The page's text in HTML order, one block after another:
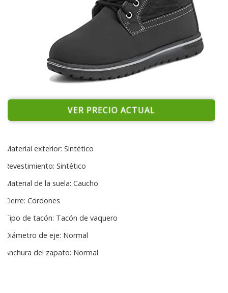
VER PRECIO ACTUAL
Material exterior: Sintético
Revestimiento: Sintético
Material de la suela: Caucho
Cierre: Cordones
Tipo de tacón: Tacón de vaquero
Diámetro de eje: Normal
Anchura del zapato: Normal